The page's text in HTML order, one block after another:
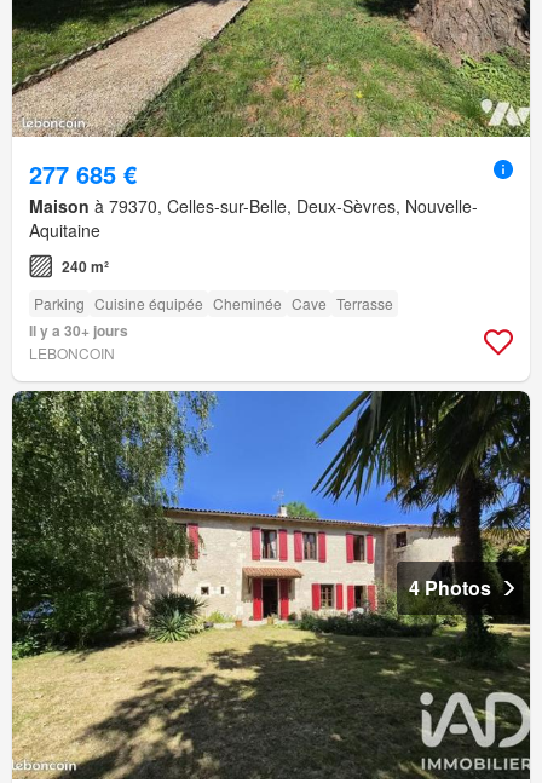
277 685 €
Maison à 79370, Celles-sur-Belle, Deux-Sèvres, Nouvelle-
Aquitaine
240 m²
Parking Cuisine équipée Cheminée Cave Terrasse
Il y a 30+ jours
LEBONCOIN
4 Photos